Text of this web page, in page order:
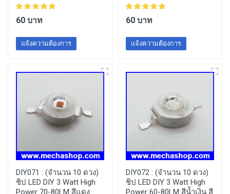
60 บาท
แจ้งความต้องการ
60 บาท
แจ้งความต้องการ
DIY071 : (จำนวน 10 ดวง)
ชิป LED DIY 3 Watt High
Power 70-80LM สีแดง
DIY072 : (จำนวน 10 ดวง)
ชิป LED DIY 3 Watt High
Power 60-80LM สีน้ำเงิน สี